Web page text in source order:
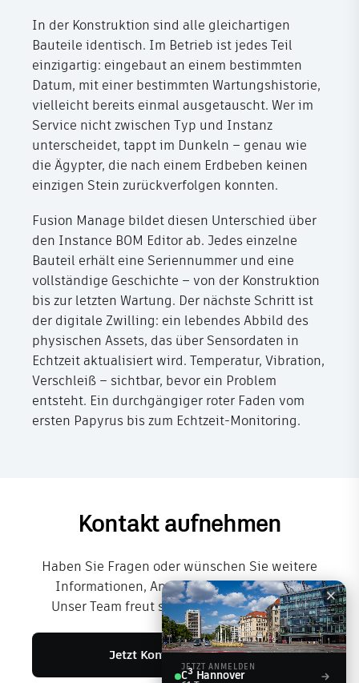
JETZT ANMELDEN
C³ Hannover
In der Konstruktion sind alle gleichartigen
Bauteile identisch. Im Betrieb ist jedes Teil
einzigartig: eingebaut an einem bestimmten
Datum, mit einer bestimmten Wartungshistorie,
vielleicht bereits einmal ausgetauscht. Wer im
Service nicht zwischen Typ und Instanz
unterscheidet, tappt im Dunkeln – genau wie
die Ägypter, die nach einem Erdbeben keinen
einzigen Stein zurückverfolgen konnten.
Fusion Manage bildet diesen Unterschied über
den Instance BOM Editor ab. Jedes einzelne
Bauteil erhält eine Seriennummer und eine
vollständige Geschichte – von der Konstruktion
bis zur letzten Wartung. Der nächste Schritt ist
der digitale Zwilling: ein lebendes Abbild des
physischen Assets, das über Sensordaten in
Echtzeit aktualisiert wird. Temperatur, Vibration,
Verschleiß – sichtbar, bevor ein Problem
entsteht. Ein durchgängiger roter Faden vom
ersten Papyrus bis zum Echtzeit-Monitoring.
Kontakt aufnehmen
Haben Sie Fragen oder wünschen Sie weitere
Informationen, Angebote oder Beratung?
Unser Team freut sich über Ihre Nachricht.
Jetzt Kontakt aufnehmen